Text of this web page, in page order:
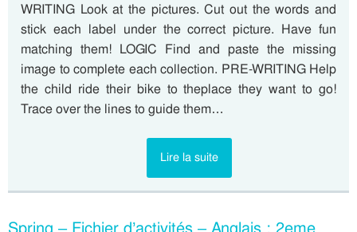
WRITING Look at the pictures. Cut out the words and
stick each label under the correct picture. Have fun
matching them! LOGIC Find and paste the missing
image to complete each collection. PRE-WRITING Help
the child ride their bike to theplace they want to go!
Trace over the lines to guide them…
Lire la suite